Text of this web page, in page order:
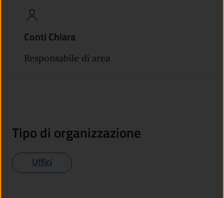
Conti Chiara
Responsabile di area
Tipo di organizzazione
Uffici